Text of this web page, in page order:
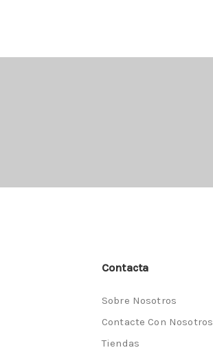
Contacta
Sobre Nosotros
Contacte Con Nosotros
Tiendas